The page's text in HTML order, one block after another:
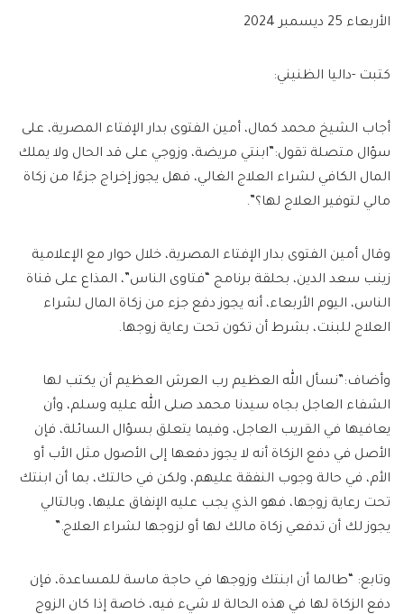
الأربعاء 25 ديسمبر 2024
كتبت -داليا الظنيني:
أجاب الشيخ محمد كمال، أمين الفتوى بدار الإفتاء المصرية، على
سؤال متصلة تقول:”ابنتي مريضة، وزوجي على قد الحال ولا يملك
المال الكافي لشراء العلاج الغالي، فهل يجوز إخراج جزءًا من زكاة
مالي لتوفير العلاج لها؟”.
وقال أمين الفتوى بدار الإفتاء المصرية، خلال حوار مع الإعلامية
زينب سعد الدين، بحلقة برنامج “فتاوى الناس”، المذاع على قناة
الناس، اليوم الأربعاء، أنه يجوز دفع جزء من زكاة المال لشراء
العلاج للبنت، بشرط أن تكون تحت رعاية زوجها.
وأضاف:”نسأل الله العظيم رب العرش العظيم أن يكتب لها
الشفاء العاجل بجاه سيدنا محمد صلى الله عليه وسلم، وأن
يعافيها في القريب العاجل، وفيما يتعلق بسؤال السائلة، فإن
الأصل في دفع الزكاة أنه لا يجوز دفعها إلى الأصول مثل الأب أو
الأم، في حالة وجوب النفقة عليهم، ولكن في حالتك، بما أن ابنتك
تحت رعاية زوجها، فهو الذي يجب عليه الإنفاق عليها، وبالتالي
يجوز لك أن تدفعي زكاة مالك لها أو لزوجها لشراء العلاج.”
وتابع: “طالما أن ابنتك وزوجها في حاجة ماسة للمساعدة، فإن
دفع الزكاة لها في هذه الحالة لا شيء فيه، خاصة إذا كان الزوج